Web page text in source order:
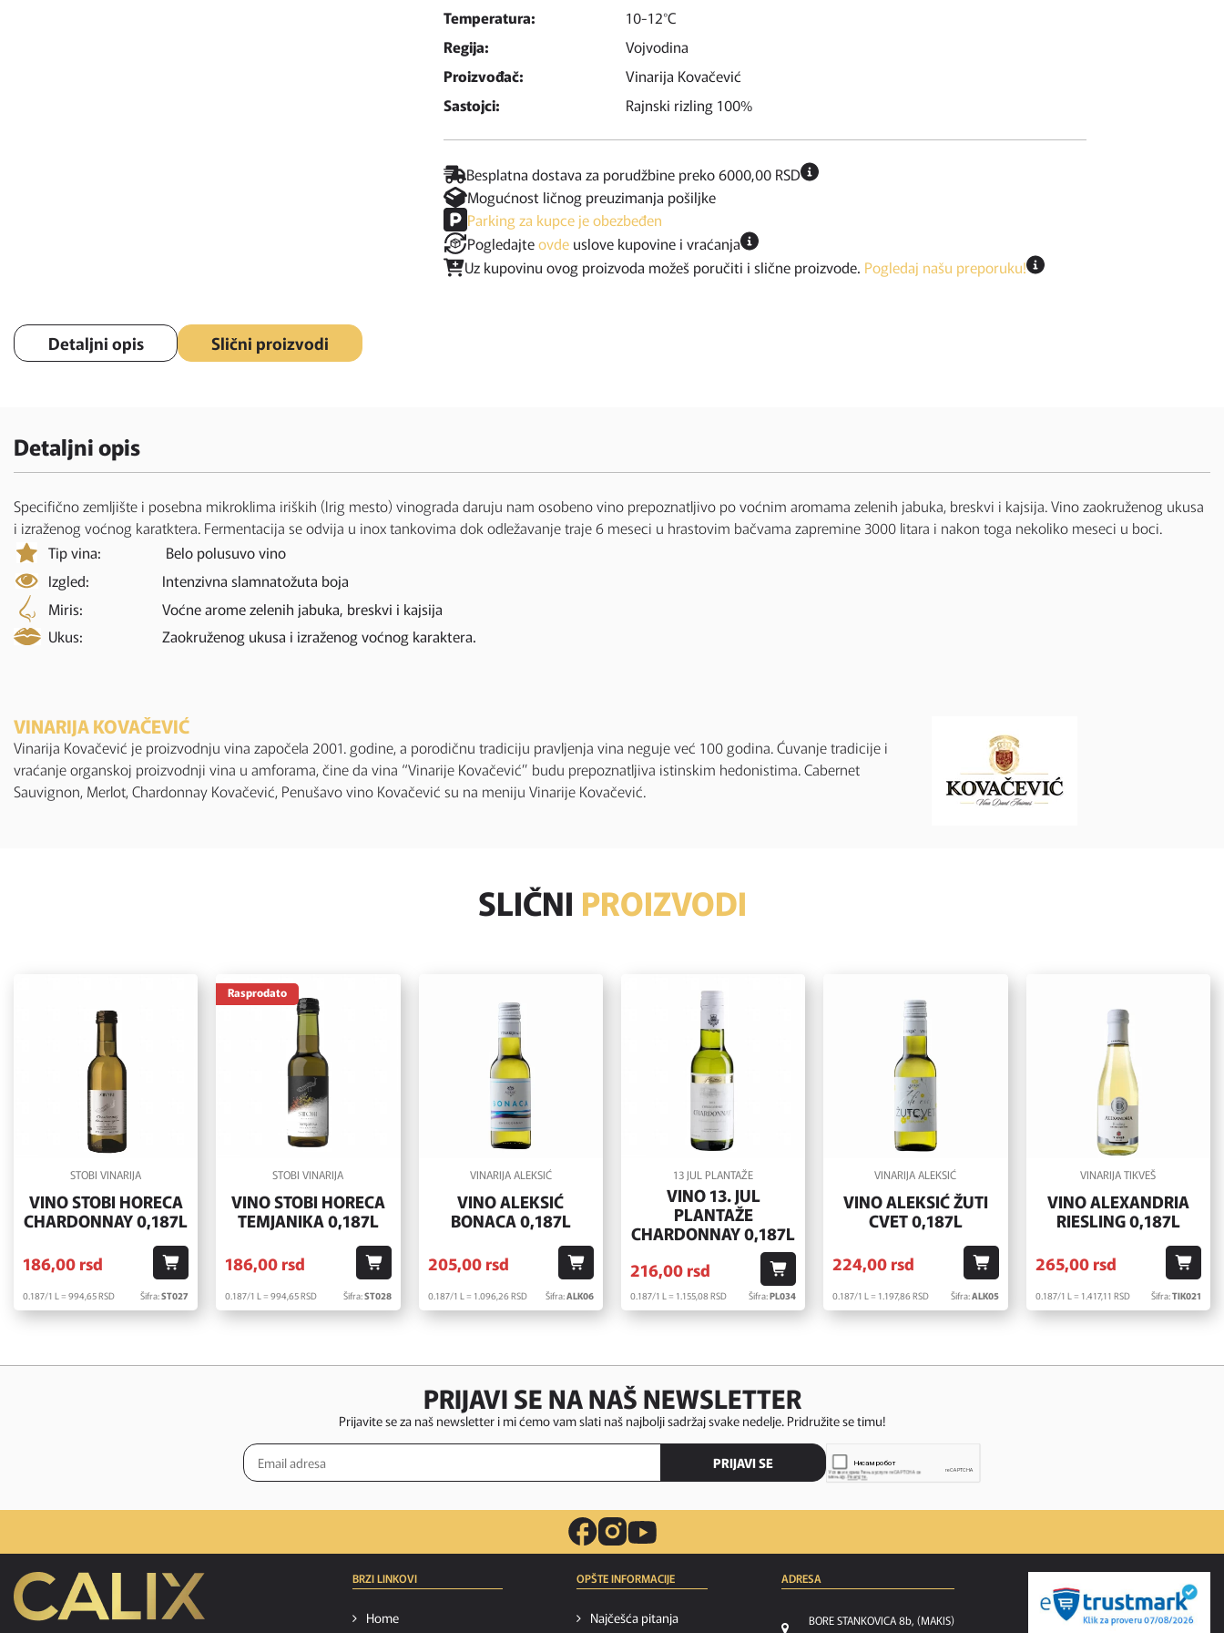
Temperatura:
10-12°C
Regija:
Vojvodina
Proizvođač:
Vinarija Kovačević
Sastojci:
Rajnski rizling 100%
Besplatna dostava za porudžbine preko 6000,00 RSD
Mogućnost ličnog preuzimanja pošiljke
Parking za kupce je obezbeđen
Pogledajteovdeuslove kupovine i vraćanja
Uz kupovinu ovog proizvoda možeš poručiti i slične proizvode. Pogledaj našu preporuku!
Detaljni opis Slični proizvodi
Detaljni opis
Specifično zemljište i posebna mikroklima iriških (Irig mesto) vinograda daruju nam osobeno vino prepoznatljivo po voćnim aromama zelenih jabuka, breskvi i kajsija. Vino zaokruženog ukusa
i izraženog voćnog karatktera. Fermentacija se odvija u inox tankovima dok odležavanje traje 6 meseci u hrastovim bačvama zapremine 3000 litara i nakon toga nekoliko meseci u boci.
Tip vina:
Belo polusuvo vino
Izgled:
Intenzivna slamnatožuta boja
Miris:
Voćne arome zelenih jabuka, breskvi i kajsija
Ukus:
Zaokruženog ukusa i izraženog voćnog karaktera.
VINARIJA KOVAČEVIĆ
Vinarija Kovačević je proizvodnju vina započela 2001. godine, a porodičnu tradiciju pravljenja vina neguje već 100 godina. Ćuvanje tradicije i
vraćanje organskoj proizvodnji vina u amforama, čine da vina “Vinarije Kovačević” budu prepoznatljiva istinskim hedonistima. Cabernet
Sauvignon, Merlot, Chardonnay Kovačević, Penušavo vino Kovačević su na meniju Vinarije Kovačević.
SLIČNI PROIZVODI
STOBI VINARIJA
VINO STOBI HORECA
CHARDONNAY 0,187L
186,00rsd
0.187/1 L = 994,65RSD Šifra:ST027
Rasprodato
STOBI VINARIJA
VINO STOBI HORECA
TEMJANIKA 0,187L
186,00rsd
0.187/1 L = 994,65RSD Šifra:ST028
VINARIJA ALEKSIĆ
VINO ALEKSIĆ
BONACA 0,187L
205,00 rsd
0.187/1 L = 1.096,26RSD Šifra:ALK06
13 JUL PLANTAŽE
VINO 13. JUL
PLANTAŽE
CHARDONNAY 0,187L
216,00rsd
0.187/1 L = 1.155,08RSD Šifra:PL034
VINARIJA ALEKSIĆ
VINO ALEKSIĆ ŽUTI
CVET 0,187L
224,00rsd
0.187/1 L = 1.197,86RSD Šifra:ALK05
VINARIJA TIKVEŠ
VINO ALEXANDRIA
RIESLING 0,187L
265,00 rsd
0.187/1 L = 1.417,11 RSD Šifra:TIK021
PRIJAVI SE NA NAŠ NEWSLETTER
Prijavite se za naš newsletter i mi ćemo vam slati naš najbolji sadržaj svake nedelje. Pridružite se timu!
PRIJAVI SE
BRZI LINKOVI
Home
OPŠTE INFORMACIJE
Najčešća pitanja
ADRESA
BORE STANKOVICA 8b, (MAKIS)